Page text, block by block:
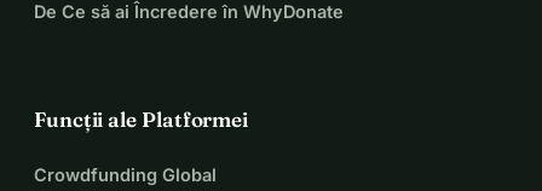
De Ce să ai Încredere în WhyDonate
Funcții ale Platformei
Crowdfunding Global